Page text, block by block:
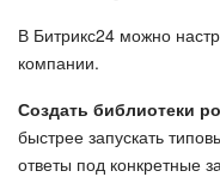
В Битрикс24 можно
компании.
Создать библиотеки
быстрее запускать
ответы под конкретные